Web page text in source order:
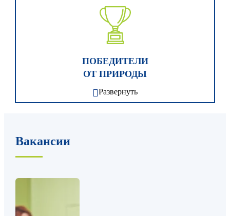
«KD» находят талант в каждом и помогают его
Хотите раскрыть свой творческий потенциал?
Делайте это вместе с "КD"!
ПОБЕДИТЕЛИ
ОТ ПРИРОДЫ
Развернуть
EFFIE Awards, «Права потребителей и качество
Вакансии